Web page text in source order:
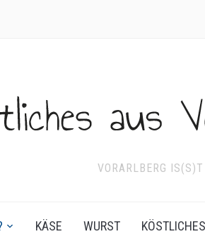
VORARLBERG
KÄSE WURST KÖSTLICHES